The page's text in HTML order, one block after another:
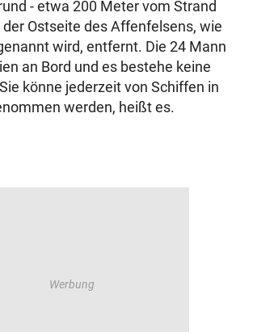
- etwa 200 Meter vom Strand
der Ostseite des Affenfelsens, wie
wird, entfernt. Die 24 Mann
an Bord und es bestehe keine
könne jederzeit von Schiffen in
werden, heißt es.